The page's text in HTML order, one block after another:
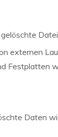
externen
Festplatten
Daten